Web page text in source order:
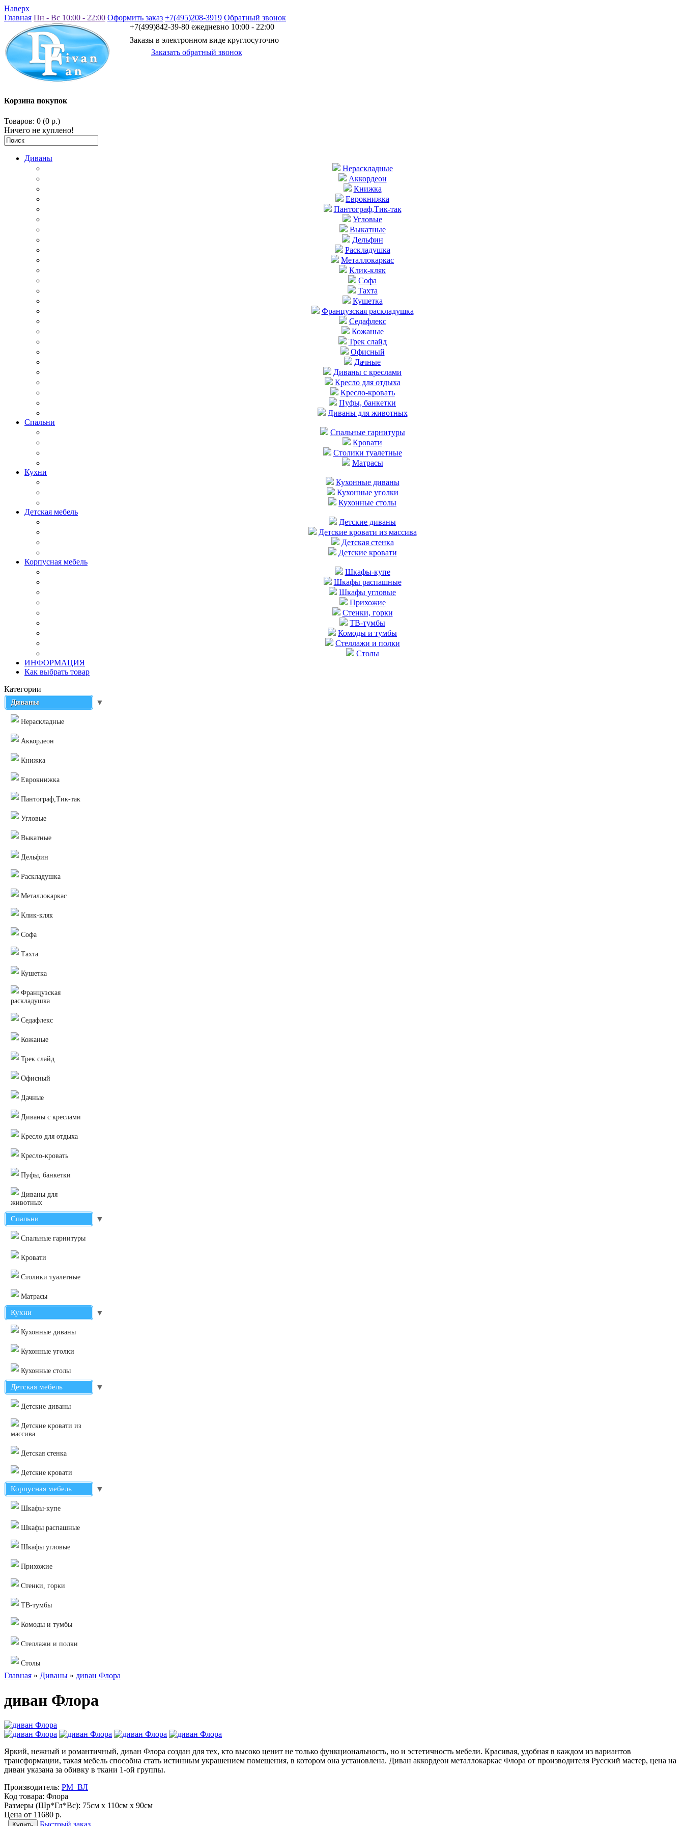
Наверх
Заказать обратный звонок
+7(499)842-39-80 ежедневно 10:00 - 22:00
Заказы в электронном виде круглосуточно
Главная Пн - Вс 10:00 - 22:00 Оформить заказ +7(495)208-3919 Обратный звонок
Корзина покупок
Товаров: 0 (0 р.)
Ничего не куплено!
Диваны
Нераскладные
Аккордеон
Книжка
Еврокнижка
Пантограф,Тик-так
Угловые
Выкатные
Дельфин
Раскладушка
Металлокаркас
Клик-кляк
Софа
Тахта
Кушетка
Французская раскладушка
Седафлекс
Кожаные
Трек слайд
Офисный
Дачные
Диваны с креслами
Кресло для отдыха
Кресло-кровать
Пуфы, банкетки
Диваны для животных
Спальни
Cпальные гарнитуры
Кровати
Столики туалетные
Матрасы
Кухни
Кухонные диваны
Кухонные уголки
Кухонные столы
Детская мебель
Детские диваны
Детские кровати из массива
Детская стенка
Детские кровати
Корпусная мебель
Шкафы-купе
Шкафы распашные
Шкафы угловые
Прихожие
Стенки, горки
ТВ-тумбы
Комоды и тумбы
Стеллажи и полки
Столы
ИНФОРМАЦИЯ
Как выбрать товар
Категории
Диваны ▼
Нераскладные
Аккордеон
Книжка
Еврокнижка
Пантограф,Тик-так
Угловые
Выкатные
Дельфин
Раскладушка
Металлокаркас
Клик-кляк
Софа
Тахта
Кушетка
Французская
раскладушка
Седафлекс
Кожаные
Трек слайд
Офисный
Дачные
Диваны с креслами
Кресло для отдыха
Кресло-кровать
Пуфы, банкетки
Диваны для
животных
Спальни ▼
Cпальные гарнитуры
Кровати
Столики туалетные
Матрасы
Кухни ▼
Кухонные диваны
Кухонные уголки
Кухонные столы
Детская мебель ▼
Детские диваны
Детские кровати из
массива
Детская стенка
Детские кровати
Корпусная мебель ▼
Шкафы-купе
Шкафы распашные
Шкафы угловые
Прихожие
Стенки, горки
ТВ-тумбы
Комоды и тумбы
Стеллажи и полки
Столы
Главная » Диваны » диван Флора
диван Флора
Яркий, нежный и романтичный, диван Флора создан для тех, кто высоко ценит не только функциональность, но и эстетичность мебели. Красивая, удобная в каждом из вариантов
трансформации, такая мебель способна стать истинным украшением помещения, в котором она установлена. Диван аккордеон металлокаркас Флора от производителя Русский мастер, цена на
диван указана за обивку в ткани 1-ой группы.
Производитель: РМ_ВЛ
Код товара: Флора
Размеры (Шр*Гл*Вс): 75см x 110см x 90см
Цена от 11680 р.